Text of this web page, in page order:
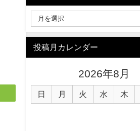
投稿月カレンダー
2026年8月
日 月 火 水 木